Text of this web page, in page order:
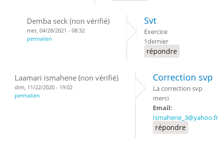
Demba seck (non vérifié)
mer, 04/28/2021 - 08:32
permalien
Svt
Exercice
1dernier
répondre
Laamari ismahene (non vérifié)
dim, 11/22/2020 - 19:02
permalien
Correction svp
La correction svp
merci
Email:
Ismahene_3@yahoo.fr
répondre